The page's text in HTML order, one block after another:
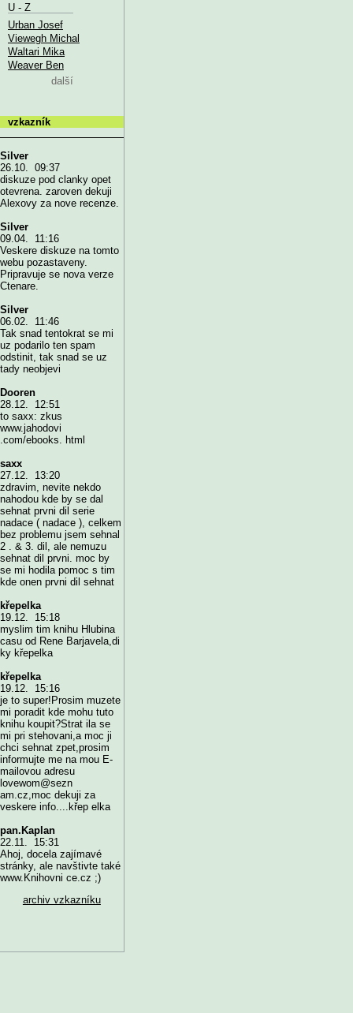
U - Z
Urban Josef
Viewegh Michal
Waltari Mika
Weaver Ben
další
vzkazník
Silver
26.10. 09:37
diskuze pod clanky opet
otevrena. zaroven dekuji
Alexovy za nove recenze.
Silver
09.04. 11:16
Veskere diskuze na tomto
webu pozastaveny.
Pripravuje se nova verze
Ctenare.
Silver
06.02. 11:46
Tak snad tentokrat se mi
uz podarilo ten spam
odstinit, tak snad se uz
tady neobjevi
Dooren
28.12. 12:51
to saxx: zkus
www.jahodovi
.com/ebooks. html
saxx
27.12. 13:20
zdravim, nevite nekdo
nahodou kde by se dal
sehnat prvni dil serie
nadace ( nadace ), celkem
bez problemu jsem sehnal
2 . & 3. dil, ale nemuzu
sehnat dil prvni. moc by
se mi hodila pomoc s tim
kde onen prvni dil sehnat
křepelka
19.12. 15:18
myslim tim knihu Hlubina
casu od Rene Barjavela,di
ky křepelka
křepelka
19.12. 15:16
je to super!Prosim muzete
mi poradit kde mohu tuto
knihu koupit?Strat ila se
mi pri stehovani,a moc ji
chci sehnat zpet,prosim
informujte me na mou E-
mailovou adresu
lovewom@sezn
am.cz,moc dekuji za
veskere info....křep elka
pan.Kaplan
22.11. 15:31
Ahoj, docela zajímavé
stránky, ale navštivte také
www.Knihovni ce.cz ;)
archiv vzkazníku